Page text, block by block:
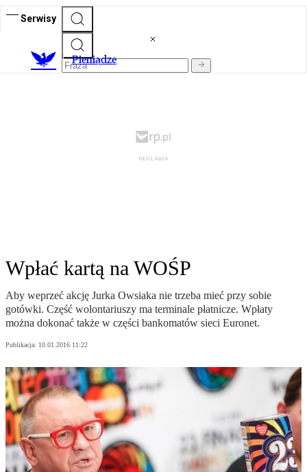
Serwisy
Pieniądze
Wpłać kartą na WOŚP
Aby weprzeć akcję Jurka Owsiaka nie trzeba mieć przy sobie
gotówki. Część wolontariuszy ma terminale płatnicze. Wpłaty
można dokonać także w części bankomatów sieci Euronet.
Publikacja: 10.01.2016 11:22